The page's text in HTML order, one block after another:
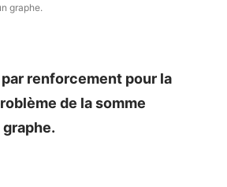
graphe.
renforcement pour la
de la somme